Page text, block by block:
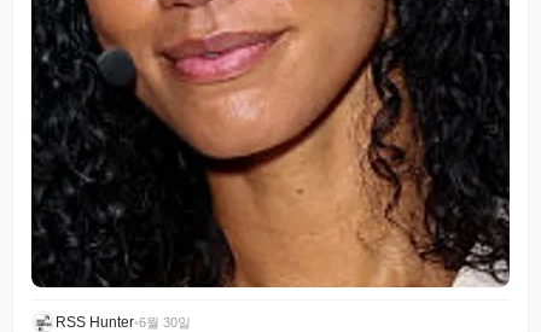
RSS Hunter•6월 30일